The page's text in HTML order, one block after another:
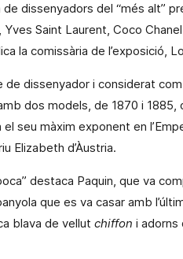
dissenyadors del “més alt”
Saint Laurent, Coco
la comissària de l’exposició,
dissenyador i considerat
dos models, de 1870 i 1885,
seu màxim exponent en
Elizabeth d’Àustria.
destaca Paquin, que va
que es va casar amb
blava de vellut chiffon i adorns